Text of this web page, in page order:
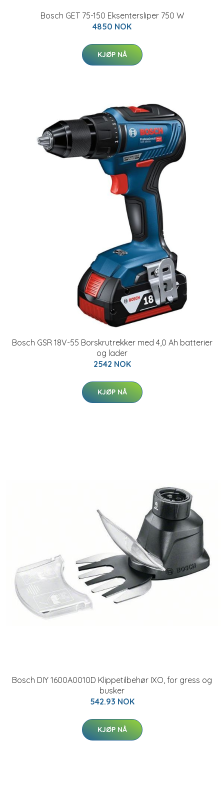
Bosch GET 75-150 Eksentersliper 750 W
4850 NOK
KJØP NÅ
Bosch GSR 18V-55 Borskrutrekker med 4,0 Ah batterier
og lader
2542 NOK
KJØP NÅ
Bosch DIY 1600A0010D Klippetilbehør IXO, for gress og
busker
542.93 NOK
KJØP NÅ